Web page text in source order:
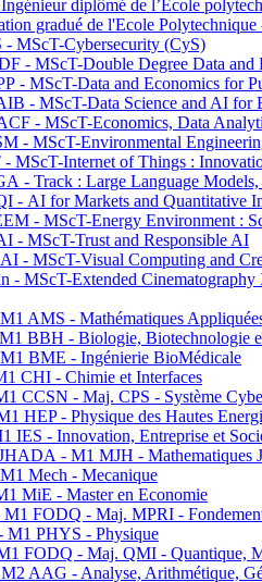
diplômé de l’École
gradué de l'Ecole
- MScT-Cybersecurity (CyS)
- MScT-Double Degree Data and
- MScT-Data and Economics for
- MScT-Data Science and AI for
- MScT-Economics, Data
- MScT-Environmental
MScT-Internet of Things :
- Track : Large Language Models,
- AI for Markets and Quantitative
- MScT-Energy Environment :
- MScT-Trust and Responsible AI
- MScT-Visual Computing and
- MScT-Extended Cinematography
AMS - Mathématiques
BBH - Biologie, Biotechnologie
BME - Ingénierie BioMédicale
CHI - Chimie et Interfaces
CCSN - Maj. CPS - Système
HEP - Physique des Hautes
IES - Innovation, Entreprise et
- M1 MJH - Mathematiques
Mech - Mecanique
MiE - Master en Economie
FODQ - Maj. MPRI -
M1 PHYS - Physique
FODQ - Maj. QMI - Quantique,
AAG - Analyse, Arithmétique,